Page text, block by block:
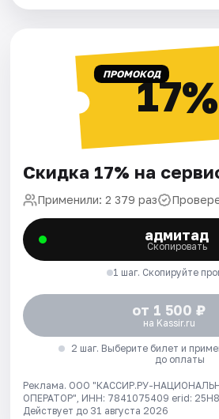
ПРОМОКОД17%
Скидка 17% на
Применили: 2 379 раз
адмитад
Скопировать
1 шаг. Скопируйте
от 1 500 ₽
на Kassir.ru
2 шаг. Выберите билет и
до оплаты
Реклама. ООО "КАССИР.РУ-
ОПЕРАТОР", ИНН: 7841075409 erid:
Действует до 31 августа 2026